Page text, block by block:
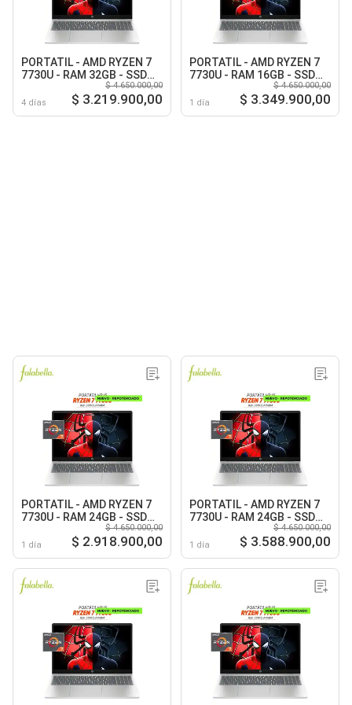
PORTATIL - AMD RYZEN 7
7730U - RAM 32GB - SSD
1TB M.2 - 15.6 Full HD -
Warm Gold
4 días
$ 4.650.000,00
$ 3.219.900,00
PORTATIL - AMD RYZEN 7
7730U - RAM 16GB - SSD
2TB M.2 - 15.6 Full HD -
Warm Gold
1 día
$ 4.650.000,00
$ 3.349.900,00
PORTATIL - AMD RYZEN 7
7730U - RAM 24GB - SSD
1TB M.2 - 15.6 Full HD -
Warm Gold
1 día
$ 4.650.000,00
$ 2.918.900,00
PORTATIL - AMD RYZEN 7
7730U - RAM 24GB - SSD
2TB M.2 - 15.6 Full HD -
Warm Gold
1 día
$ 4.650.000,00
$ 3.588.900,00